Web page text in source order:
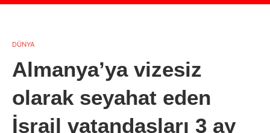
DÜNYA
Almanya’ya vizesiz
olarak seyahat eden
İsrail vatandaşları 3 ay